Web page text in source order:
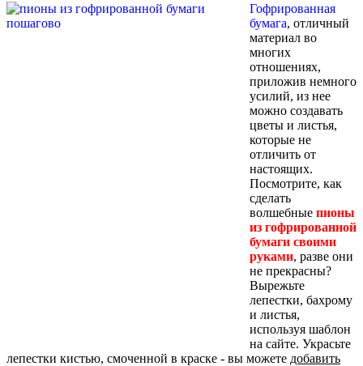
Гофрированная
бумага, отличный
материал во
многих
отношениях,
приложив немного
усилий, из нее
можно создавать
цветы и листья,
которые не
отличить от
настоящих.
Посмотрите, как
сделать
волшебные пионы
из гофрированной
бумаги своими
руками, разве они
не прекрасны?
Вырежьте
лепестки, бахрому
и листья,
используя шаблон
на сайте. Украсьте
лепестки кистью, смоченной в краске - вы можете добавить